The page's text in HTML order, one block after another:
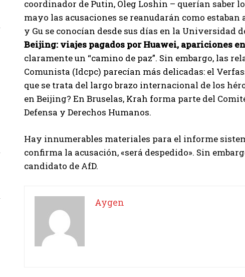
coordinador de Putin, Oleg Loshin – querían saber
mayo las acusaciones se reanudarán como estaban
y Gu se conocían desde sus días en la Universidad
Beijing: viajes pagados por Huawei, apariciones
claramente un “camino de paz”. Sin embargo, las
Comunista (Idcpc) parecían más delicadas: el
que se trata del largo brazo internacional de los
en Beijing? En Bruselas, Krah forma parte del
Defensa y Derechos Humanos.
Hay innumerables materiales para el informe
confirma la acusación, «será despedido». Sin
candidato de AfD.
Aygen